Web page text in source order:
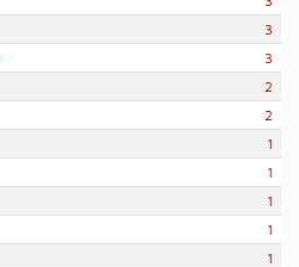
3
3
2
2
1
1
1
1
1